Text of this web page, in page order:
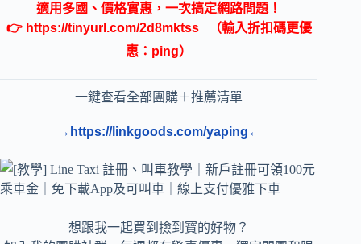
適用多國、價格實惠，一次搞定網路問題！
👉 https://tinyurl.com/2d8mktss
（輸入折扣碼更優
惠：ping）
一鍵查看全部團購＋推薦清單
→https://linkgoods.com/yaping←
想跟我一起買到撿到寶的好物？